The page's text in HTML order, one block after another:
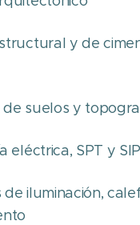
y de
de suelos y
eléctrica, SPT y
de iluminación,